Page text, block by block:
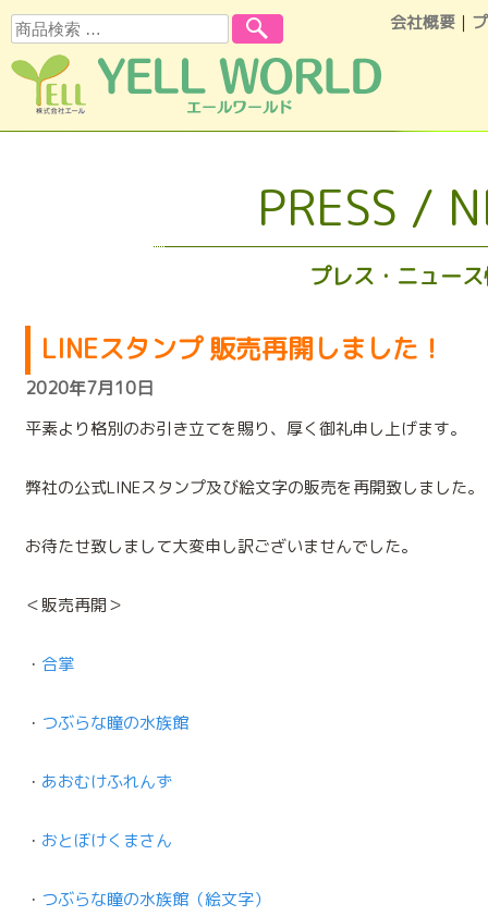
会社概要 ｜
検索
PRESS /
プレス・ニュー
LINEスタンプ 販売再開しました！
2020年7月10日
平素より格別のお引き立てを賜り、厚く御礼申し上げます。
弊社の公式LINEスタンプ及び絵文字の販売を再開致しました。
お待たせ致しまして大変申し訳ございませんでした。
＜販売再開＞
・ 合掌
・ つぶらな瞳の水族館
・ あおむけふれんず
・ おとぼけくまさん
・ つぶらな瞳の水族館（絵文字）